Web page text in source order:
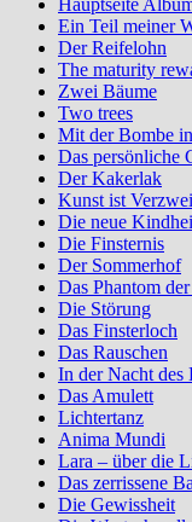
Hauptseite
Ein Teil meiner
Der Reifelohn
The maturity
Zwei Bäume
Two trees
Mit der Bombe
Das persönliche
Der Kakerlak
Kunst ist
Die neue
Die Finsternis
Der Sommerhof
Das Phantom
Die Störung
Das Finsterloch
Das Rauschen
In der Nacht des
Das Amulett
Lichtertanz
Anima Mundi
Lara – über die
Das zerrissene
Die Gewissheit